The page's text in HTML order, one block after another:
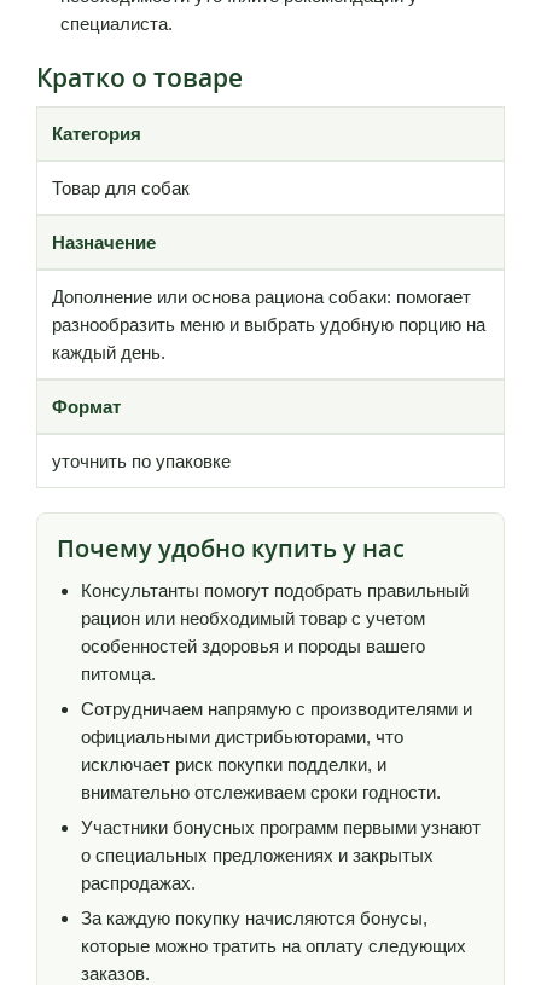
специалиста.
Кратко о товаре
Категория
Товар для собак
Назначение
Дополнение или основа рациона собаки: помогает
разнообразить меню и выбрать удобную порцию на
каждый день.
Формат
уточнить по упаковке
Почему удобно купить у нас
Консультанты помогут подобрать правильный
рацион или необходимый товар с учетом
особенностей здоровья и породы вашего
питомца.
Сотрудничаем напрямую с производителями и
официальными дистрибьюторами, что
исключает риск покупки подделки, и
внимательно отслеживаем сроки годности.
Участники бонусных программ первыми узнают
о специальных предложениях и закрытых
распродажах.
За каждую покупку начисляются бонусы,
которые можно тратить на оплату следующих
заказов.